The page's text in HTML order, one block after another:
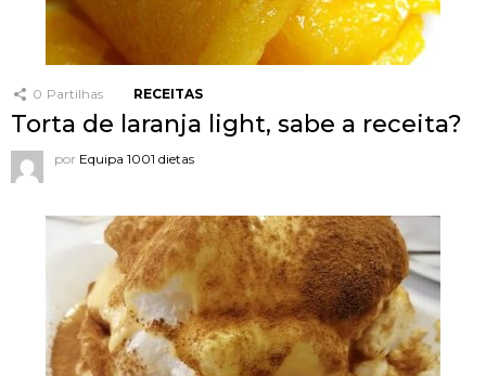
0 Partilhas RECEITAS
Torta de laranja light, sabe a receita?
por Equipa 1001 dietas